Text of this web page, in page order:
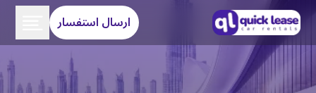
ارسال استفسار